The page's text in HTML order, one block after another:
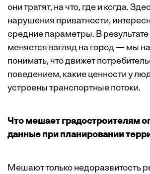
они тратят, на что, где и когда.
нарушения приватности,
средние параметры. В
меняется взгляд на город — мы
понимать, что движет
поведением, какие ценности у
устроены транспортные потоки.
Что мешает градостроителям
данные при планировании
Мешают только недоразвитость